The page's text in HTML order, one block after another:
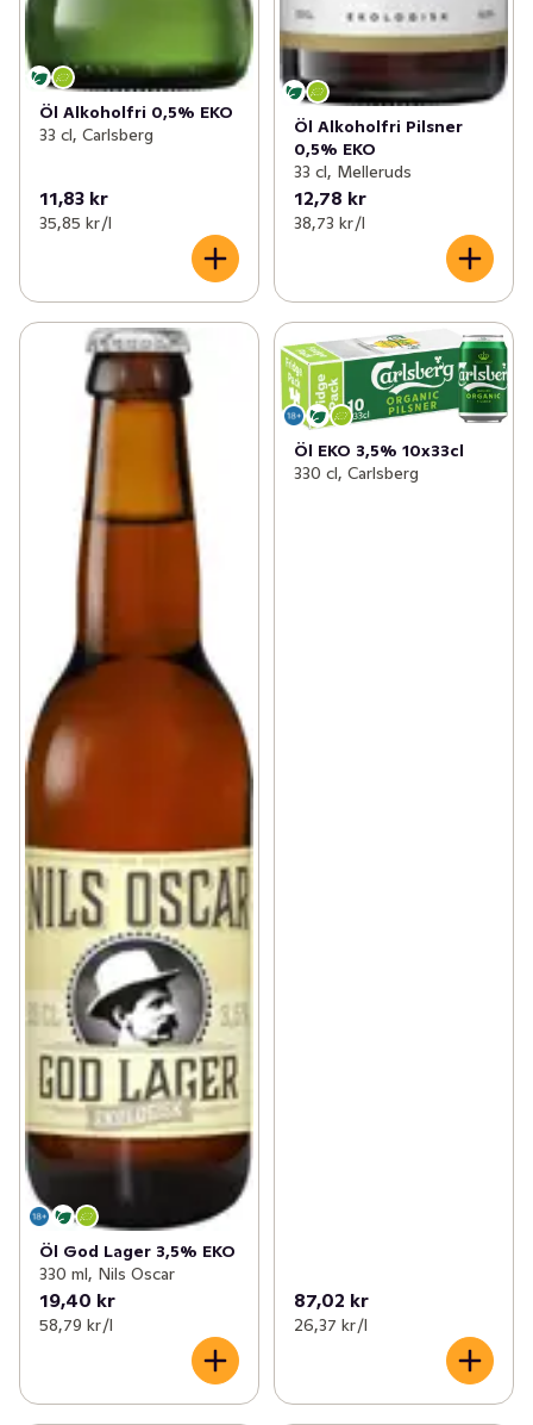
Öl Alkoholfri 0,5% EKO
33 cl, Carlsberg
11,83 kr
35,85 kr /l
Öl Alkoholfri Pilsner
0,5% EKO
33 cl, Melleruds
12,78 kr
38,73 kr /l
Öl God Lager 3,5% EKO
330 ml, Nils Oscar
19,40 kr
58,79 kr /l
Öl EKO 3,5% 10x33cl
330 cl, Carlsberg
87,02 kr
26,37 kr /l